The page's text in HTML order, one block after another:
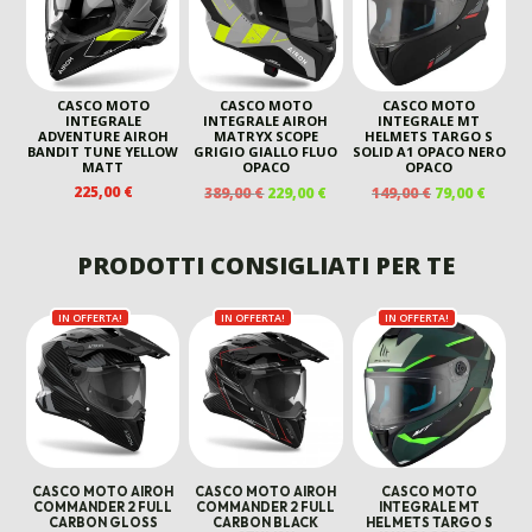
CASCO MOTO
INTEGRALE
ADVENTURE AIROH
BANDIT TUNE YELLOW
MATT
225,00€
CASCO MOTO
INTEGRALE AIROH
MATRYX SCOPE
GRIGIO GIALLO FLUO
OPACO
389,00€ IL
ERA:
389,00 €.
229,00€IL
È:
229,00 €.
CASCO MOTO
INTEGRALE MT
HELMETS TARGO S
SOLID A1 OPACO NERO
OPACO
149,00€ IL
ERA:
149,00 €.
79,00€IL
PRODOTTI CONSIGLIATI PER TE
IN OFFERTA!
CASCO MOTO AIROH
COMMANDER 2 FULL
CARBON GLOSS
IN OFFERTA!
CASCO MOTO AIROH
COMMANDER 2 FULL
CARBON BLACK
IN OFFERTA!
CASCO MOTO
INTEGRALE MT
HELMETS TARGO S